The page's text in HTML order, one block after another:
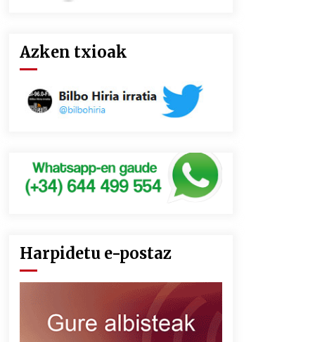
Azken txioak
Harpidetu e-postaz